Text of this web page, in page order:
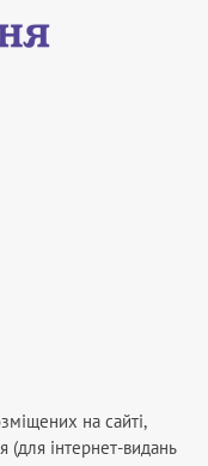
на сайті,
(для інтернет-видань